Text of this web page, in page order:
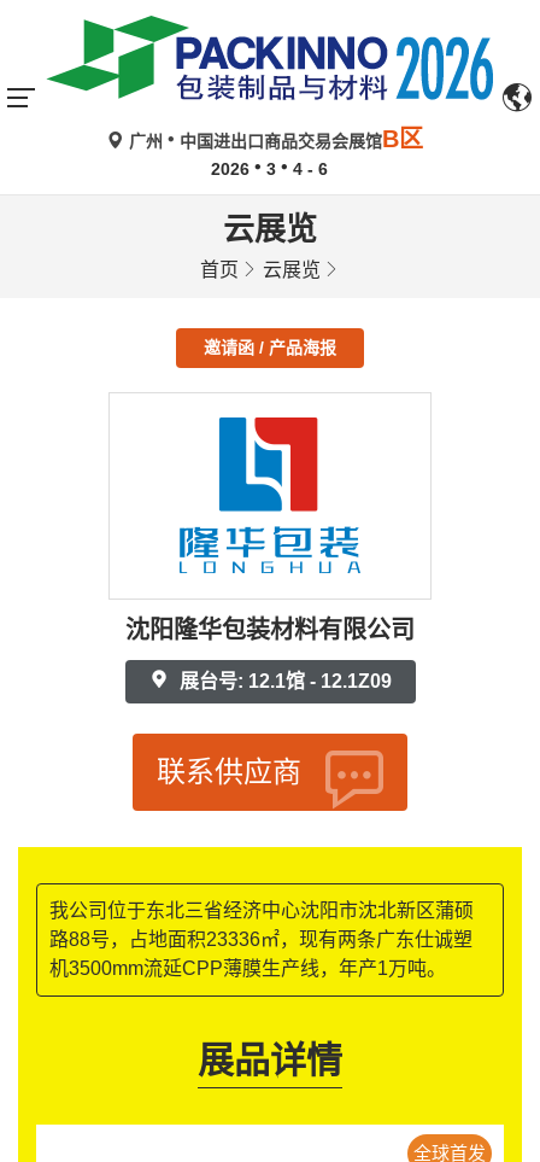
广州 中国进出口商品交易会展馆B区
2026 3 4 - 6
云展览
首页 云展览
邀请函 / 产品海报
沈阳隆华包装材料有限公司
展台号: 12.1馆 - 12.1Z09
联系供应商
我公司位于东北三省经济中心沈阳市沈北新区蒲硕
路88号，占地面积23336㎡，现有两条广东仕诚塑
机3500mm流延CPP薄膜生产线，年产1万吨。
展品详情
全球首发